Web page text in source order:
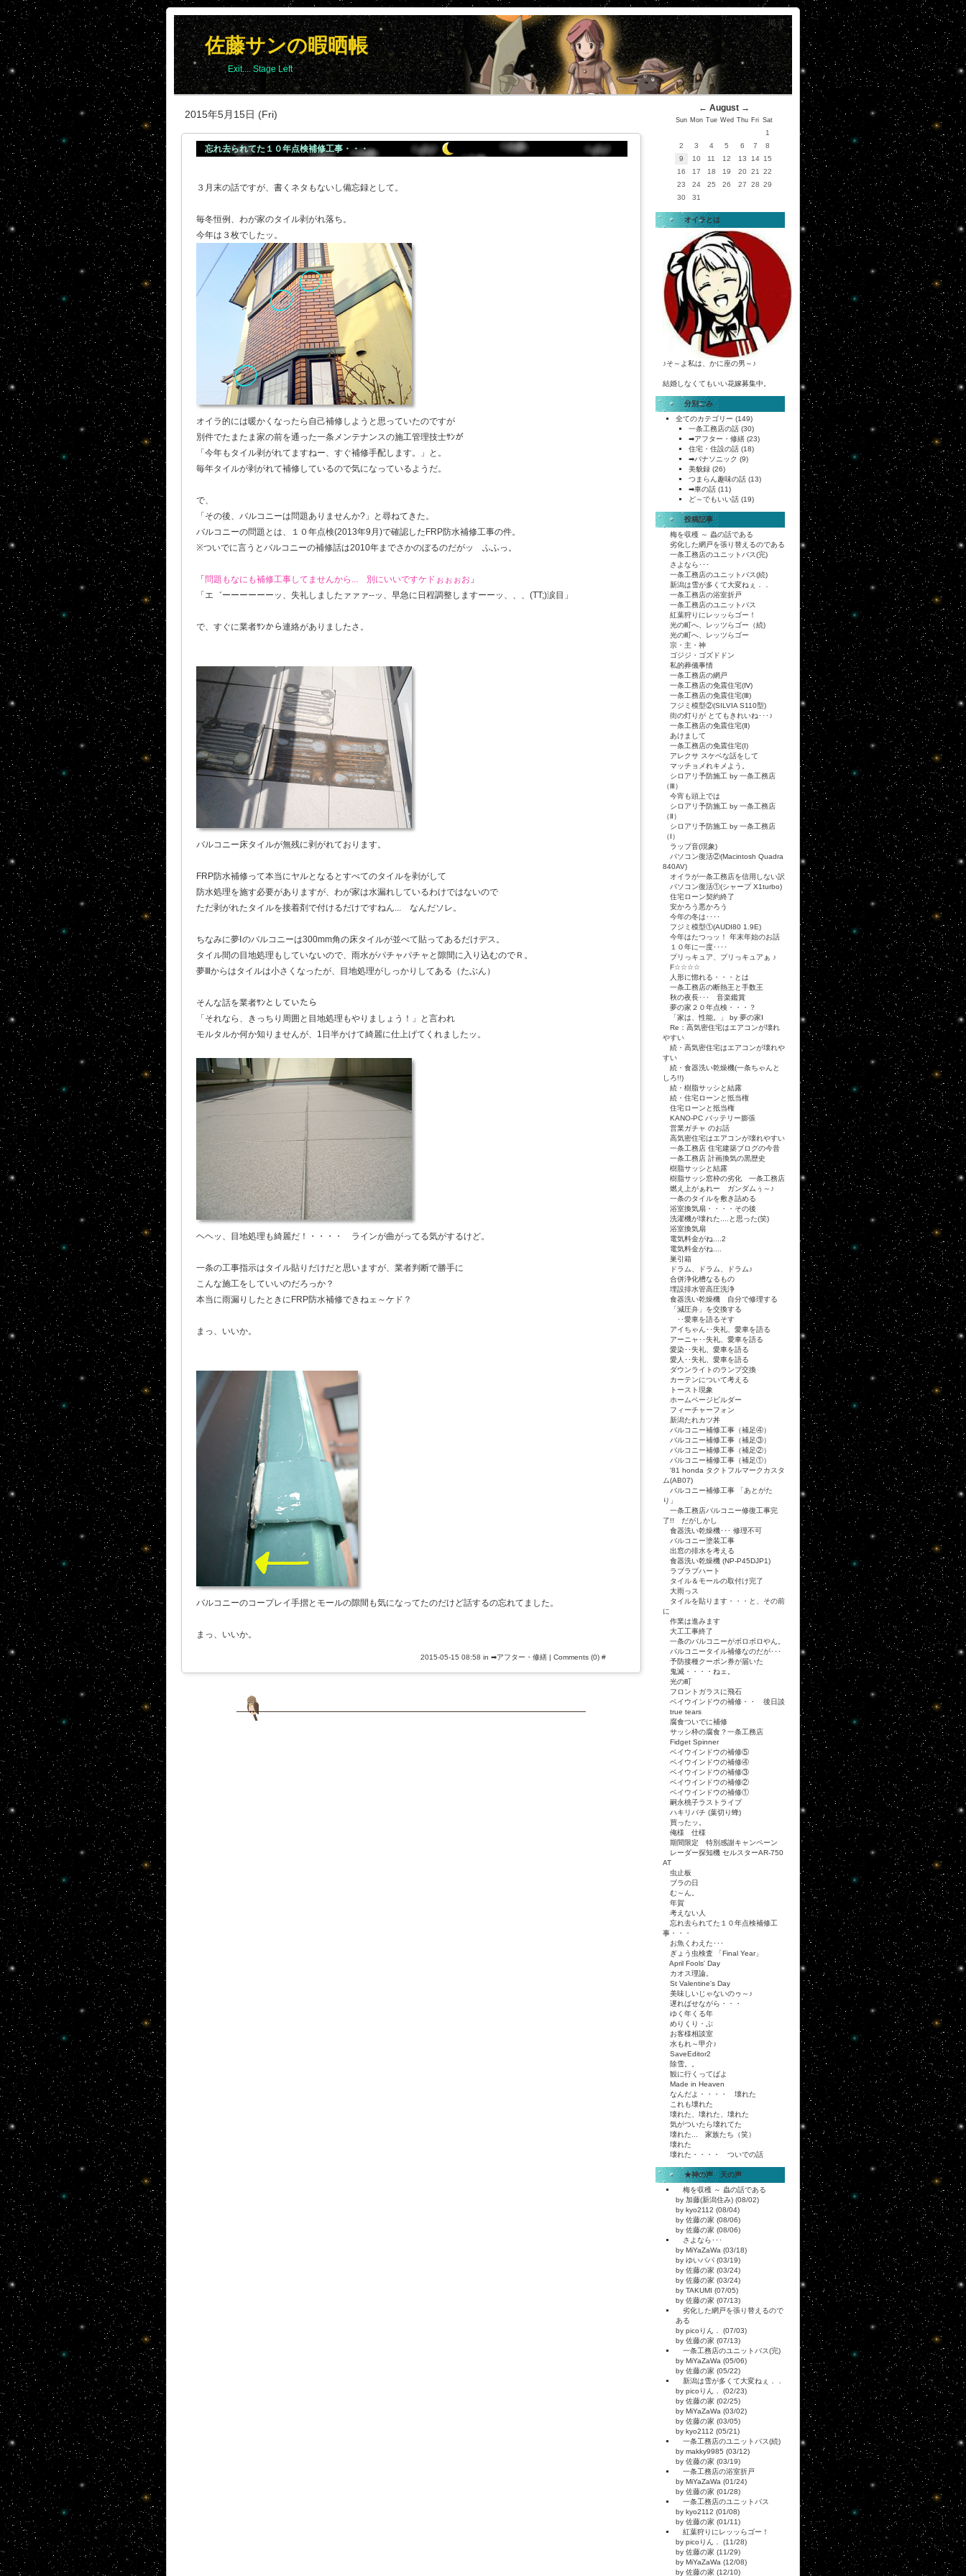
掲示
佐藤サンの暇晒帳
Exit.... Stage Left
2015年5月15日 (Fri)
忘れ去られてた１０年点検補修工事・・・
３月末の話ですが、書くネタもないし備忘録として。
毎冬恒例、わが家のタイル剥がれ落ち。
今年は３枚でしたッ。
オイラ的には暖かくなったら自己補修しようと思っていたのですが
別件でたまたま家の前を通った一条メンテナンスの施工管理技士ｻﾝが
「今年もタイル剥がれてますねー、すぐ補修手配します。」と。
毎年タイルが剥がれて補修しているので気になっているようだ。
で、
「その後、バルコニーは問題ありませんか?」と尋ねてきた。
バルコニーの問題とは、１０年点検(2013年9月)で確認したFRP防水補修工事の件。
※ついでに言うとバルコニーの補修話は2010年までさかのぼるのだがッ ふふっ。
「 問題もなにも補修工事してませんから... 別にいいですケドぉぉぉお 」
「エ゛ーーーーーーッ、失礼しましたァァァ--ッ、早急に日程調整しますーーッ、、、(TT;)涙目」
で、すぐに業者ｻﾝから連絡がありましたさ。
バルコニー床タイルが無残に剥がれております。
FRP防水補修って本当にヤルとなるとすべてのタイルを剥がして
防水処理を施す必要がありますが、わが家は水漏れしているわけではないので
ただ剥がれたタイルを接着剤で付けるだけですねん... なんだソレ。
ちなみに夢Ⅰのバルコニーは300mm角の床タイルが並べて貼ってあるだけデス。
タイル間の目地処理もしていないので、雨水がパチャパチャと隙間に入り込むのでＲ。
夢Ⅲからはタイルは小さくなったが、目地処理がしっかりしてある（たぶん）
そんな話を業者ｻﾝとしていたら
「それなら、きっちり周囲と目地処理もやりましょう！」と言われ
モルタルか何か知りませんが、1日半かけて綺麗に仕上げてくれましたッ。
ヘヘッ、目地処理も綺麗だ！・・・・ ラインが曲がってる気がするけど。
一条の工事指示はタイル貼りだけだと思いますが、業者判断で勝手に
こんな施工をしていいのだろっか？
本当に雨漏りしたときにFRP防水補修できねェ～ケド？
まっ、いいか。
バルコニーのコープレイ手摺とモールの隙間も気になってたのだけど話するの忘れてました。
まっ、いいか。
2015-05-15 08:58 in ➡アフター・修繕 | Comments (0) #
← August→
Sun Mon Tue Wed Thu Fri Sat
1
2
3 4 5 6 7
8
9
10 11 12 13 14 15
16
17 18 19 20 21
22
23
24 25 26 27 28 29
30
31
オイラとは
♪そ～よ私は、かに座の男～♪
結婚しなくてもいい花嫁募集中。
分別ごみ
全てのカテゴリー (149)
一条工務店の話 (30)
➡アフター・修繕 (23)
住宅・住設の話 (18)
➡パナソニック (9)
美貌録 (26)
つまらん趣味の話 (13)
➡車の話 (11)
ど～でもいい話 (19)
投稿記事
梅を収穫 ～ 蟲の話である
劣化した網戸を張り替えるのである
一条工務店のユニットバス(完)
さよなら･･･
一条工務店のユニットバス(続)
新潟は雪が多くて大変ねぇ．．
一条工務店の浴室折戸
一条工務店のユニットバス
紅葉狩りにレッッらゴー！
光の町へ、レッツらゴー（続)
光の町へ、レッツらゴー
宗・主・神
ゴジジ・ゴズドドン
私的葬儀事情
一条工務店の網戸
一条工務店の免震住宅(Ⅳ)
一条工務店の免震住宅(Ⅲ)
フジミ模型②(SILVIA S110型)
街の灯りが とてもきれいね･･･♪
一条工務店の免震住宅(Ⅱ)
あけまして
一条工務店の免震住宅(Ⅰ)
アレクサ スケベな話をして
マッチョメれキメよう。
シロアリ予防施工 by 一条工務店
（Ⅲ）
今宵も頭上では
シロアリ予防施工 by 一条工務店
（Ⅱ）
シロアリ予防施工 by 一条工務店
（Ⅰ）
ラップ音(現象)
パソコン復活②(Macintosh Quadra
840AV)
オイラが一条工務店を信用しない訳
パソコン復活①(シャープ X1turbo)
住宅ローン契約終了
安かろう悪かろう
今年の冬は････
フジミ模型①(AUDI80 1.9E)
今年はたつっッ！ 年末年始のお話
１０年に一度････
プリっキュア、プリっキュアぁ ♪
F☆☆☆☆
人形に惚れる・・・とは
一条工務店の断熱王と手数王
秋の夜長･･･ 音楽鑑賞
夢の家２０年点検・・・？
「家は、性能。」 by 夢の家Ⅰ
Re：高気密住宅はエアコンが壊れ
やすい
続・高気密住宅はエアコンが壊れや
すい
続・食器洗い乾燥機(一条ちゃんと
しろ!!)
続・樹脂サッシと結露
続・住宅ローンと抵当権
住宅ローンと抵当権
KANO-PC バッテリー膨張
営業ガチャ のお話
高気密住宅はエアコンが壊れやすい
一条工務店 住宅建築ブログの今昔
一条工務店 計画換気の黒歴史
樹脂サッシと結露
樹脂サッシ窓枠の劣化 一条工務店
燃え上がぁれー ガンダムぅ～♪
一条のタイルを敷き詰める
浴室換気扇・・・・その後
洗濯機が壊れた....と思った(笑)
浴室換気扇
電気料金がね....2
電気料金がね....
巣引箱
ドラム、ドラム、ドラム♪
合併浄化槽なるもの
埋設排水管高圧洗浄
食器洗い乾燥機 自分で修理する
「減圧弁」を交換する
･･愛車を語るそす
アイちゃん･･失礼、愛車を語る
アーニャ･･失礼、愛車を語る
愛染･･失礼、愛車を語る
愛人･･失礼、愛車を語る
ダウンライトのランプ交換
カーテンについて考える
トースト現象
ホームページビルダー
フィーチャーフォン
新潟たれカツ丼
バルコニー補修工事（補足④）
バルコニー補修工事（補足③）
バルコニー補修工事（補足②）
バルコニー補修工事（補足①）
'81 honda タクトフルマークカスタ
ム(AB07)
バルコニー補修工事 「あとがた
り」
一条工務店バルコニー修復工事完
了!! だがしかし
食器洗い乾燥機･･･ 修理不可
バルコニー塗装工事
出窓の排水を考える
食器洗い乾燥機 (NP-P45DJP1)
ラブラブハート
タイル＆モールの取付け完了
大雨っス
タイルを貼ります・・・と、その前
に
作業は進みます
大工工事終了
一条のバルコニーがボロボロやん。
バルコニータイル補修なのだが･･･
予防接種クーポン券が届いた
鬼滅・・・・ねェ。
光の町
フロントガラスに飛石
ベイウインドウの補修・・ 後日談
true tears
腐食ついでに補修
サッシ枠の腐食？一条工務店
Fidget Spinner
ベイウインドウの補修⑤
ベイウインドウの補修④
ベイウインドウの補修③
ベイウインドウの補修②
ベイウインドウの補修①
嗣永桃子ラストライブ
ハキリバチ (葉切り蜂)
買ったッ。
俺様 仕様
期間限定 特別感謝キャンペーン
レーダー探知機 セルスターAR-750
AT
虫止板
ブラの日
む～ん。
年賀
考えない人
忘れ去られてた１０年点検補修工
事・・・
お魚くわえた･･･
ぎょう虫検査 「Final Year」
April Fools' Day
カオス理論。
St Valentine's Day
美味しいじゃないのゥ～♪
遅ればせながら・・・
ゆく年くる年
めりくり・ぶ
お客様相談室
水もれ～甲介♪
SaveEditor2
除雪。。
観に行くってばよ
Made in Heaven
なんだよ・・・・ 壊れた
これも壊れた
壊れた、壊れた、壊れた
気がついたら壊れてた
壊れた... 家族たち（笑）
壊れた
壊れた・・・・ ついでの話
★神の声 天の声
梅を収穫 ～ 蟲の話である
by 加藤(新潟住み) (08/02)
by kyo2112 (08/04)
by 佐藤の家 (08/06)
by 佐藤の家 (08/06)
さよなら･･･
by MiYaZaWa (03/18)
by ゆいパパ (03/19)
by 佐藤の家 (03/24)
by 佐藤の家 (03/24)
by TAKUMI (07/05)
by 佐藤の家 (07/13)
劣化した網戸を張り替えるので
ある
by picoりん． (07/03)
by 佐藤の家 (07/13)
一条工務店のユニットバス(完)
by MiYaZaWa (05/06)
by 佐藤の家 (05/22)
新潟は雪が多くて大変ねぇ．．
by picoりん． (02/23)
by 佐藤の家 (02/25)
by MiYaZaWa (03/02)
by 佐藤の家 (03/05)
by kyo2112 (05/21)
一条工務店のユニットバス(続)
by makky9985 (03/12)
by 佐藤の家 (03/19)
一条工務店の浴室折戸
by MiYaZaWa (01/24)
by 佐藤の家 (01/28)
一条工務店のユニットバス
by kyo2112 (01/08)
by 佐藤の家 (01/11)
紅葉狩りにレッッらゴー！
by picoりん． (11/28)
by 佐藤の家 (11/29)
by MiYaZaWa (12/08)
by 佐藤の家 (12/10)